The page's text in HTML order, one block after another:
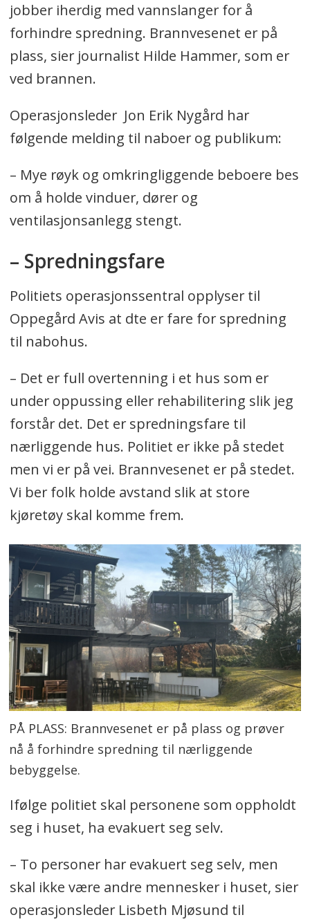
jobber iherdig med vannslanger for å
forhindre spredning. Brannvesenet er på
plass, sier journalist Hilde Hammer, som er
ved brannen.
Operasjonsleder Jon Erik Nygård har
følgende melding til naboer og publikum:
– Mye røyk og omkringliggende beboere bes
om å holde vinduer, dører og
ventilasjonsanlegg stengt.
– Spredningsfare
Politiets operasjonssentral opplyser til
Oppegård Avis at dte er fare for spredning
til nabohus.
– Det er full overtenning i et hus som er
under oppussing eller rehabilitering slik jeg
forstår det. Det er spredningsfare til
nærliggende hus. Politiet er ikke på stedet
men vi er på vei. Brannvesenet er på stedet.
Vi ber folk holde avstand slik at store
kjøretøy skal komme frem.
PÅ PLASS: Brannvesenet er på plass og prøver
nå å forhindre spredning til nærliggende
bebyggelse.
Ifølge politiet skal personene som oppholdt
seg i huset, ha evakuert seg selv.
– To personer har evakuert seg selv, men
skal ikke være andre mennesker i huset, sier
operasjonsleder Lisbeth Mjøsund til